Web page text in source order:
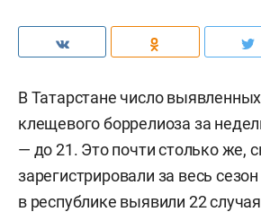
В Татарстане число
клещевого боррелиоза за
— до 21. Это почти столько же,
зарегистрировали за весь
в республике выявили 22